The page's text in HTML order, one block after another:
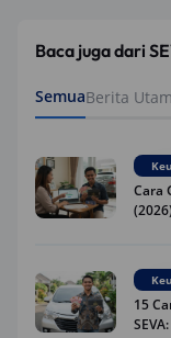
Baca juga dari
SemuaBerita
Cara
15